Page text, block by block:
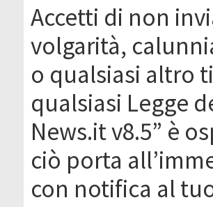
Accetti di non
volgarità,
o qualsiasi altro
qualsiasi Legge
News.it v8.5” è
ciò porta
con notifica al